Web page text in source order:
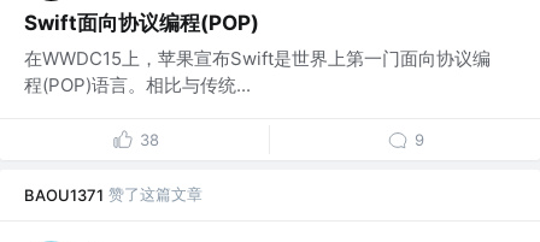
Swift面向协议编程(POP)
在WWDC15上，苹果宣布Swift是世界上第一门面向协议编
程(POP)语言。相比与传统...
38 9
BAOU1371 赞了这篇文章